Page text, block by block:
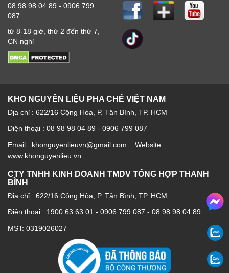
08 98 98 04 89 - 0906 799
087
từ 8-18 giờ, thứ 2 đến thứ 7,
CN nghỉ
KHO NGUYÊN LIỆU PHA CHẾ VIỆT NAM
Địa chỉ : 622/16 Cộng Hòa, P. Tân Bình, TP. HCM
Điện thoại : 08 98 98 04 89 - 0906 799 087
Email : khonguyenlieuvn@gmail.com Website:
www.khonguyenlieu.vn
CTY TNHH KINH DOANH TMDV TỔNG HỢP THANH
BÌNH
Địa chỉ : 622/16 Cộng Hòa, P. Tân Bình, TP. HCM
Điện thoại : 1900 63 63 01 - 0906 799 087 - 08 98 98 04 89
MST: 0319026027